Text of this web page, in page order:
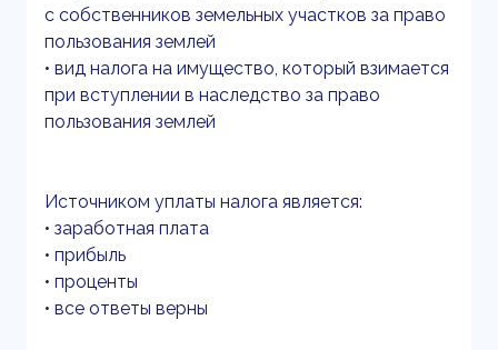
с собственников земельных участков за право
пользования землей
• вид налога на имущество, который взимается
при вступлении в наследство за право
пользования землей
Источником уплаты налога является:
• заработная плата
• прибыль
• проценты
• все ответы верны